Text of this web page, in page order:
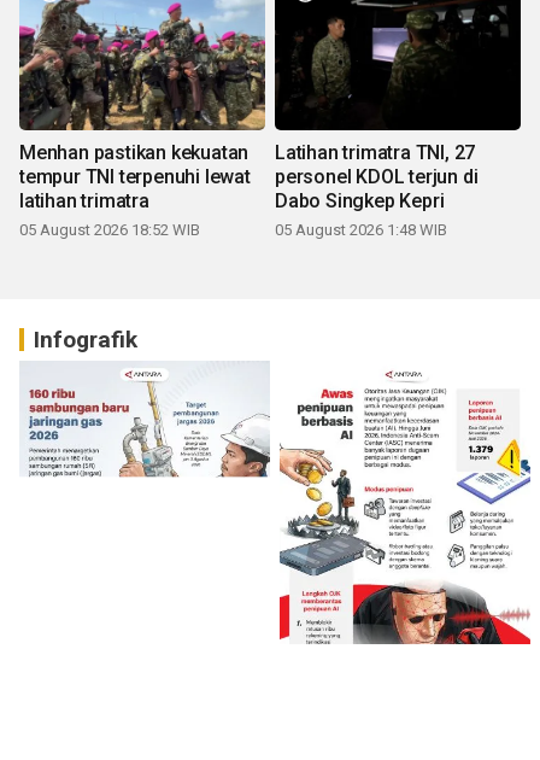
Menhan pastikan kekuatan
tempur TNI terpenuhi lewat
latihan trimatra
05 August 2026 18:52 WIB
Latihan trimatra TNI, 27
personel KDOL terjun di
Dabo Singkep Kepri
05 August 2026 1:48 WIB
Infografik